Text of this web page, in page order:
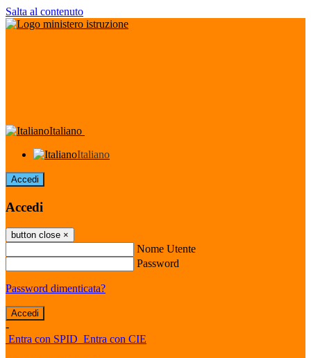
Salta al contenuto
Italiano
Italiano
Accedi
Accedi
button close ×
Nome Utente
Password
Password dimenticata?
-
Entra con SPID Entra con CIE